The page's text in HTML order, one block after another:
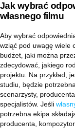
Jak wybrać
własnego filmu
Aby wybrać
wziąć pod uwagę wiele
budżet, jaki można
zdecydować, jakiego
projektu. Na przykład,
studiu, będzie
scenarzysty,
specjalistów. Jeśli
potrzebna ekipa
producenta,